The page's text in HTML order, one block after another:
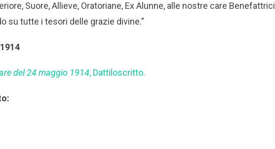
Suore, Allieve, Oratoriane, Ex Alunne, alle nostre care Benefattrici
su tutte i tesori delle grazie divine.”
del 24 maggio 1914, Dattiloscritto.